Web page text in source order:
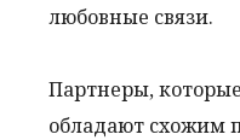
любовные связи.
Партнеры,
обладают схожим